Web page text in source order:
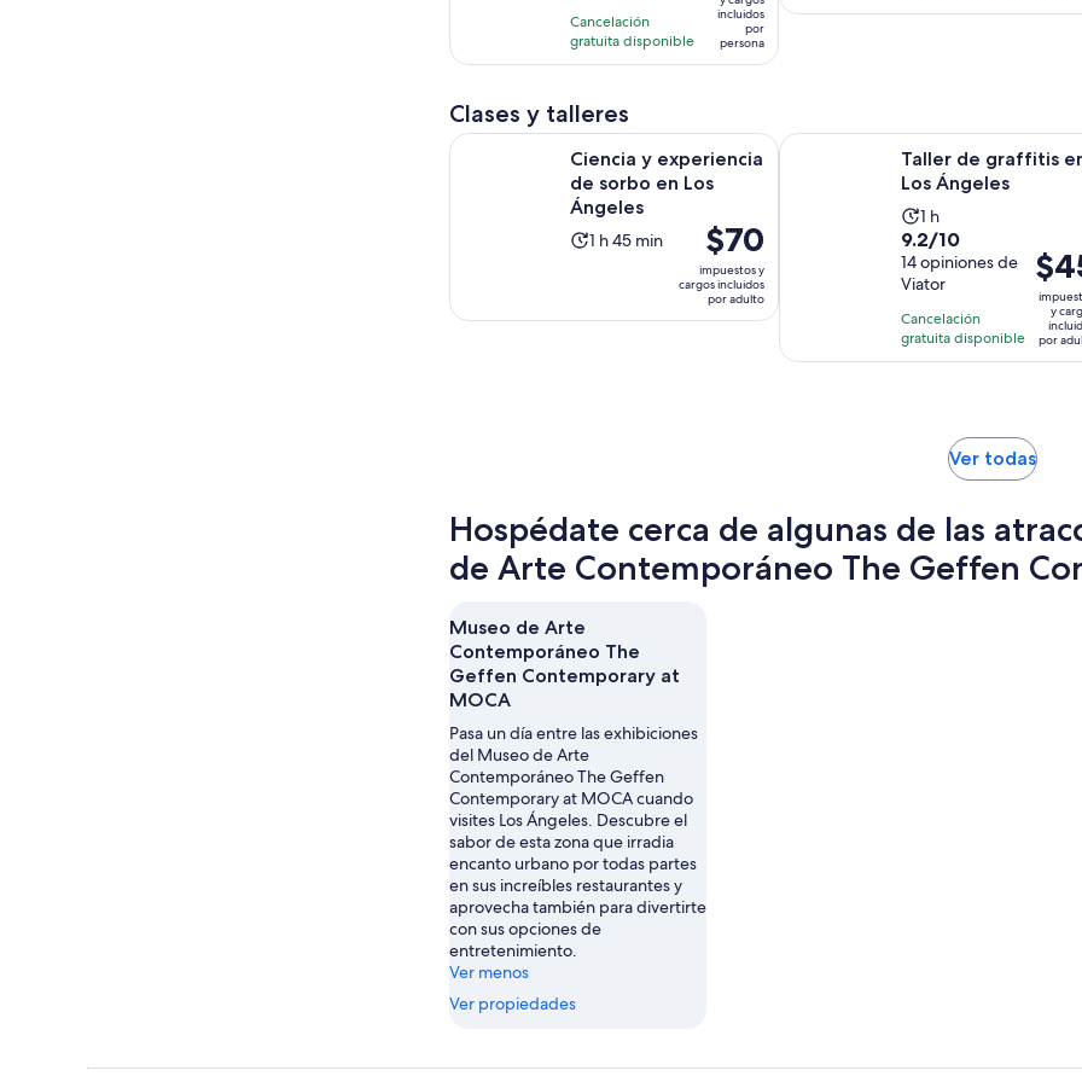
horas
con
6
opiniones
Cancelación
gratuita disponible
de
$40.
por
incluidos
por
persona
horas
$75.
Clases y talleres
Ciencia y experiencia
de sorbo en Los
Ángeles
La
1
1 h 45 min
El
precio
es
de
$70
impuestos y
cargos incluidos
por adulto
Ciencia y experiencia de sorbo en Los Ángeles Se abrirá en una nueva
Taller de graffitis
Los Ángeles
La
actividad
dura
1
hora
1 h
9.2
de
10
con
14
opiniones
9.2/10
14 opiniones de
Viator
Cancelación
gratuita disponible
El
es
de
$45.
y
por
Taller de graffitis en Los Ángeles
Ver todasSe
una
nueva
Hospédate cerca de algunas de las
de Arte Contemporáneo The Geffen
Museo de Arte
Contemporáneo The
Geffen Contemporary at
MOCA
Pasa un día entre las exhibiciones
del Museo de Arte
Contemporáneo The Geffen
Contemporary at MOCA cuando
visites Los Ángeles. Descubre el
sabor de esta zona que irradia
encanto urbano por todas partes
en sus increíbles restaurantes y
aprovecha también para divertirte
con sus opciones de
entretenimiento.
Ver menos
Ver propiedades